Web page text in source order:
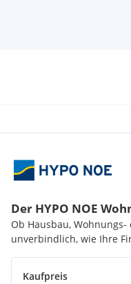
Der HYPO NOE
Ob Hausbau,
unverbindlich, wie Ihre
Kaufpreis